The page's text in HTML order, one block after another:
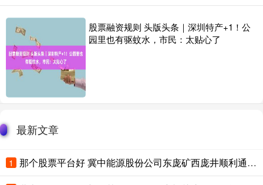
股票融资规则 头版头条｜深圳特产+1！公
园里也有驱蚊水，市民：太贴心了
最新文章
1 那个股票平台好 冀中能源股份公司东庞矿西庞井顺利通过河北省中级智能化矿井验收